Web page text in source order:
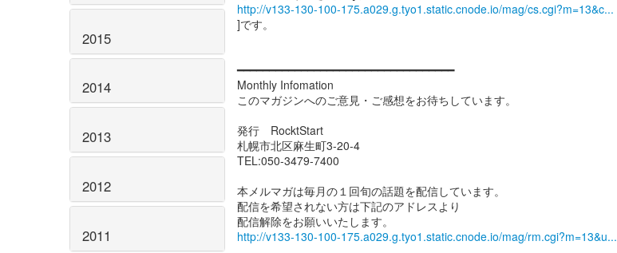
2015
2014
2013
2012
2011
http://v133-130-100-175.a029.g.tyo1.static.cnode.io/mag/cs.cgi?m=13&c...
]です。
━━━━━━━━━━━━━━━━━━━━━━━━━━━━━━━━━━
Monthly Infomation
このマガジンへのご意見・ご感想をお待ちしています。
発行 RocktStart
札幌市北区麻生町3-20-4
TEL:050-3479-7400
本メルマガは毎月の１回旬の話題を配信しています。
配信を希望されない方は下記のアドレスより
http://v133-130-100-175.a029.g.tyo1.static.cnode.io/mag/rm.cgi?m=13&u...